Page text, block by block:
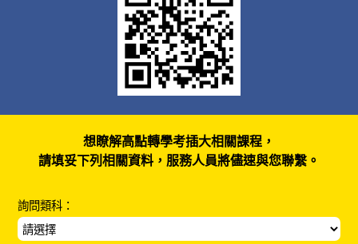
想瞭解高點轉學考插大相關課程，
請填妥下列相關資料，服務人員將儘速與您聯繫。
詢問類科：